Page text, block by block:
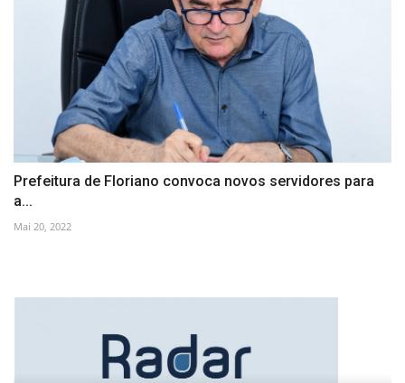
Prefeitura de Floriano convoca novos servidores para
a...
Mai 20, 2022